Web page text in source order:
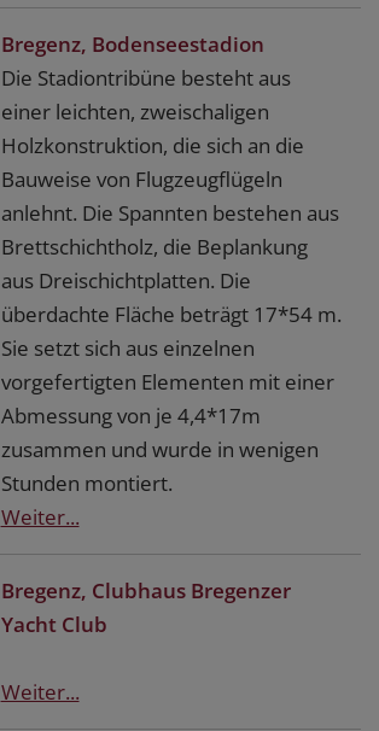
Bregenz, Bodenseestadion
Die Stadiontribüne besteht aus
einer leichten, zweischaligen
Holzkonstruktion, die sich an die
Bauweise von Flugzeugflügeln
anlehnt. Die Spannten bestehen aus
Brettschichtholz, die Beplankung
aus Dreischichtplatten. Die
überdachte Fläche beträgt 17*54 m.
Sie setzt sich aus einzelnen
vorgefertigten Elementen mit einer
Abmessung von je 4,4*17m
zusammen und wurde in wenigen
Stunden montiert.
Weiter...
Bregenz, Clubhaus Bregenzer
Yacht Club
Weiter...